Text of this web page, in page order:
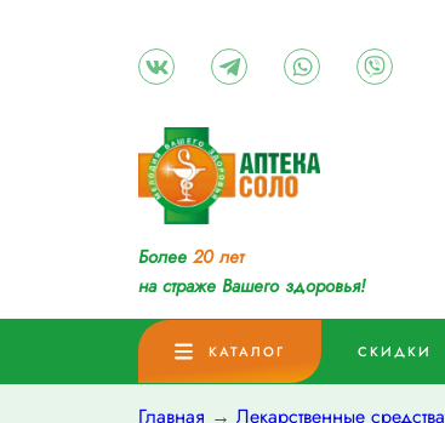
Более 20 лет
на страже Вашего здоровья!
КАТАЛОГ СКИДКИ
Главная → Лекарственные средства